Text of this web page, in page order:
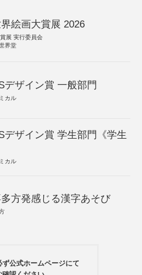
絵画大賞展 2026
展 実行委員会
界堂
デザイン賞 一般部門
カル
デザイン賞 学生部門《学生
カル
方発感じる漢字あそび
公式ホームページにて